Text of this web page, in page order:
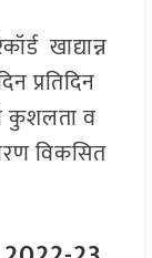
खाद्यान्न
प्रतिदिन
कुशलता व
विकसित